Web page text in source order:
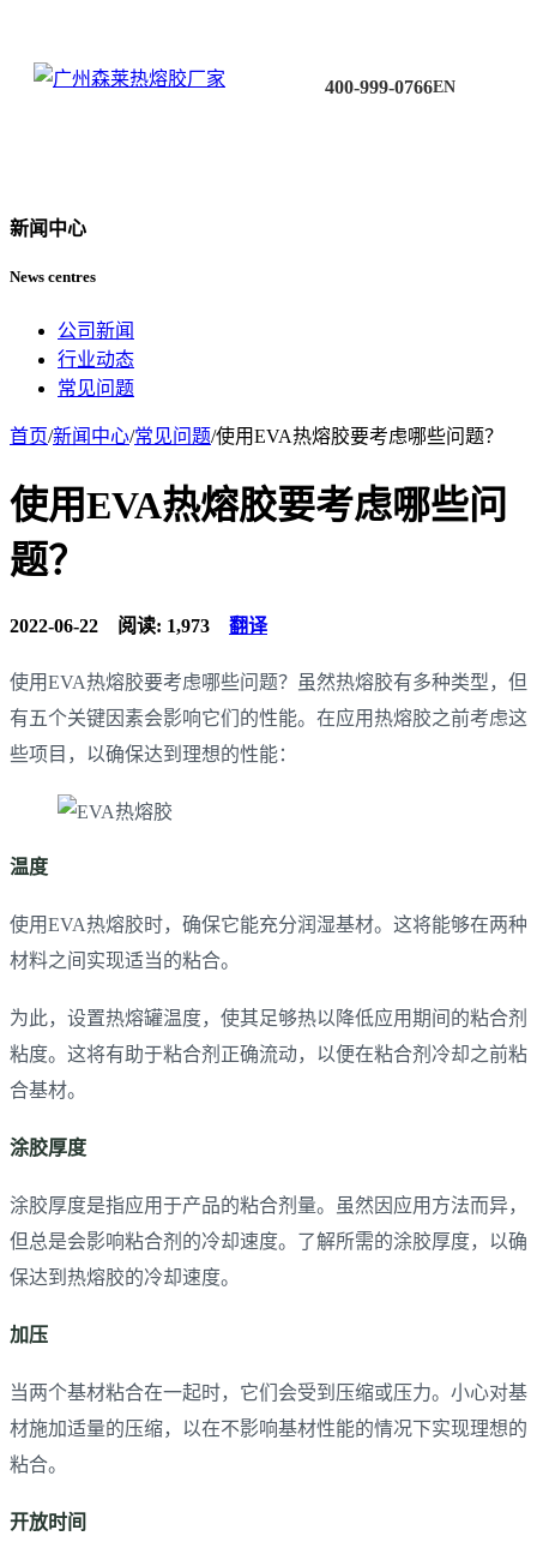
400-999-0766EN
新闻中心
News centres
公司新闻
行业动态
常见问题
首页/新闻中心/常见问题/使用EVA热熔胶要考虑哪些问题？
使用EVA热熔胶要考虑哪些问
题？
2022-06-22 阅读: 1,973 翻译
使用EVA热熔胶要考虑哪些问题？虽然热熔胶有多种类型，但
有五个关键因素会影响它们的性能。在应用热熔胶之前考虑这
些项目，以确保达到理想的性能：
温度
使用EVA热熔胶时，确保它能充分润湿基材。这将能够在两种
材料之间实现适当的粘合。
为此，设置热熔罐温度，使其足够热以降低应用期间的粘合剂
粘度。这将有助于粘合剂正确流动，以便在粘合剂冷却之前粘
合基材。
涂胶厚度
涂胶厚度是指应用于产品的粘合剂量。虽然因应用方法而异，
但总是会影响粘合剂的冷却速度。了解所需的涂胶厚度，以确
保达到热熔胶的冷却速度。
加压
当两个基材粘合在一起时，它们会受到压缩或压力。小心对基
材施加适量的压缩，以在不影响基材性能的情况下实现理想的
粘合。
开放时间